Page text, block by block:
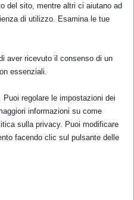
EVENTI
del sito, mentre altri ci aiutano ad
di utilizzo. Esamina le tue
aver ricevuto il consenso di un
essenziali.
regolare le impostazioni dei
informazioni su come
sulla privacy. Puoi modificare
facendo clic sul pulsante delle